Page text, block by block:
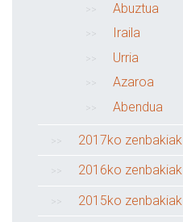
Abuztua
Iraila
Urria
Azaroa
Abendua
2017ko zenbakiak
2016ko zenbakiak
2015ko zenbakiak